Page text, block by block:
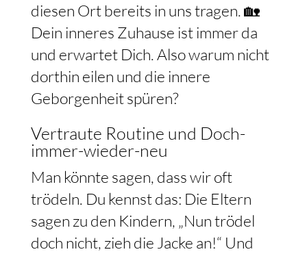
diesen Ort bereits in uns tragen. 🏡
Dein inneres Zuhause ist immer da
und erwartet Dich. Also warum nicht
dorthin eilen und die innere
Geborgenheit spüren?
Vertraute Routine und Doch-
immer-wieder-neu
Man könnte sagen, dass wir oft
trödeln. Du kennst das: Die Eltern
sagen zu den Kindern, „Nun trödel
doch nicht, zieh die Jacke an!“ Und